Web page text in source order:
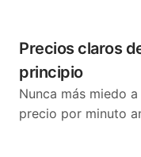
Precios claros
principio
Nunca más miedo
precio por minuto